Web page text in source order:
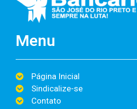
Menu
Página Inicial
Sindicalize-se
Contato